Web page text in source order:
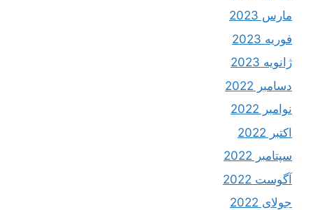
مارس 2023
فوریه 2023
ژانویه 2023
دسامبر 2022
نوامبر 2022
اکتبر 2022
سپتامبر 2022
آگوست 2022
جولای 2022